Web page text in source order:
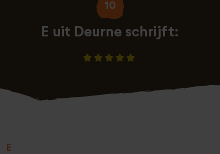
10
E uit Deurne schrijft:
E